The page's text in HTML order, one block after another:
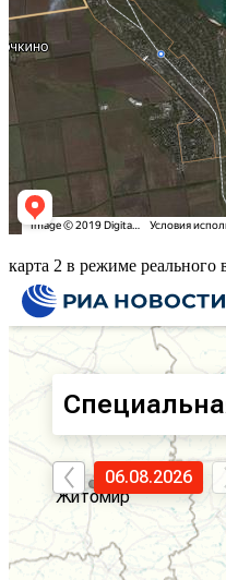
карта 2 в режиме реального